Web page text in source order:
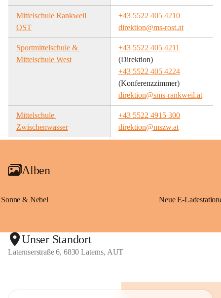
Mittelschule Rankweil
OST
+43 5522 405 4210
direktion@ms-rost.at
Sportmittelschule &
Mittelschule West
+43 5522 405 4211
(Direktion)
+43 5522 405 4224
(Konferenzzimmer)
direktion@sms-rankweil.at
Mittelschule
Zwischenwasser
+43 5522 4915 300
direktion@mszw.at
Alben
Sonne & Nebel
Unser Standort
Laternserstraße 6, 6830 Laterns, AUT